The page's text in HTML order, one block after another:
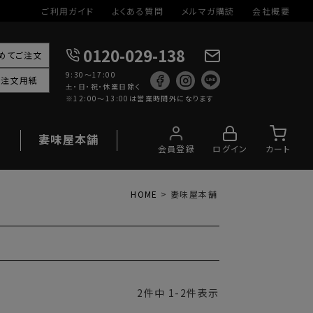
ご利用ガイド よくある質問 メルマガ購読 会社概要
てご注文
文用紙
0120-029-138
9:30～17:00
土・日・祝・休業日除く
※12:00〜13:00は営業時間外になります
妻味屋本舗
会員登録 ログイン カート
HOME 妻味屋本舗
2件中 1 - 2件表示